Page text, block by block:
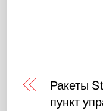
Ракеты
пункт